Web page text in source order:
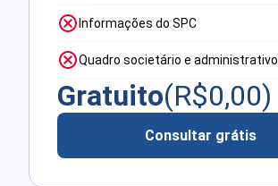
Informações do SPC
Quadro societário e administrativo
Gratuito(R$0,00)
Consultar grátis